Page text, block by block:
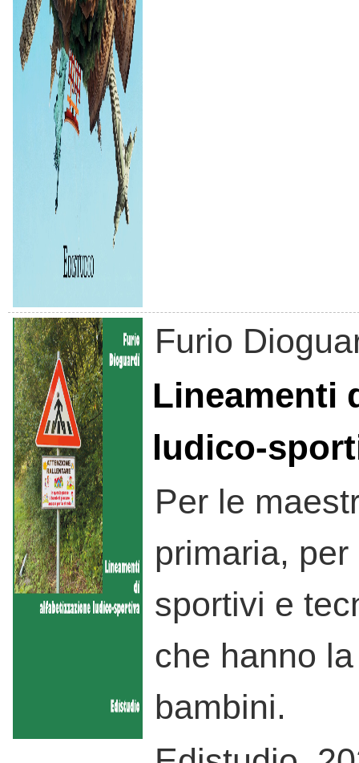
Furio
Lineamenti
ludico-
Per le
primaria,
sportivi e
che hanno
bambini.